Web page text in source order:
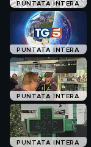
PUNTATA INTERA
PUNTATA INTERA
PUNTATA INTERA
PUNTATA INTERA